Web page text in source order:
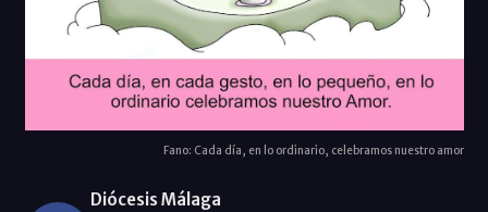
Fano: Cada día, en lo ordinario, celebramos nuestro amor
Diócesis Málaga